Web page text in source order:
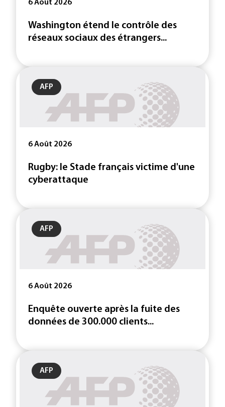
6 Août 2026
Washington étend le contrôle des
réseaux sociaux des étrangers...
AFP
6 Août 2026
Rugby: le Stade français victime d'une
cyberattaque
AFP
6 Août 2026
Enquête ouverte après la fuite des
données de 300.000 clients...
AFP